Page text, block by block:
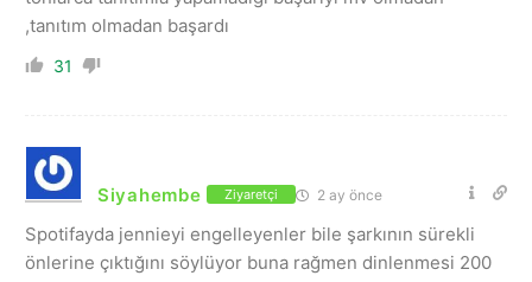
,tanıtım olmadan başardı
31
Siyahembe Ziyaretçi 2 ay önce
Spotifayda jennieyi engelleyenler bile şarkının sürekli
önlerine çıktığını söylüyor buna rağmen dinlenmesi 200